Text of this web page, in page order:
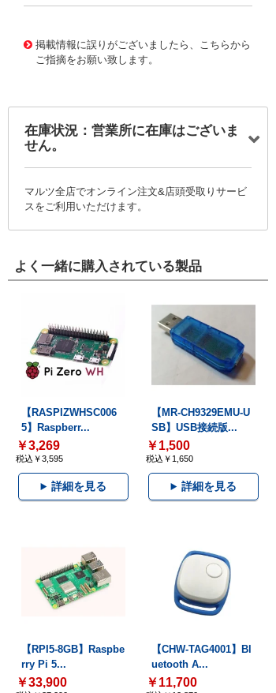
掲載情報に誤りがございましたら、こちらから
ご指摘をお願い致します。
在庫状況：営業所に在庫はございま
せん。
マルツ全店でオンライン注文&店頭受取りサービ
スをご利用いただけます。
よく一緒に購入されている製品
【RASPIZWHSC006
5】Raspberr...
￥3,269
税込￥3,595
詳細を見る
【MR-CH9329EMU-U
SB】USB接続版...
￥1,500
税込￥1,650
詳細を見る
【RPI5-8GB】Raspbe
rry Pi 5...
￥33,900
【CHW-TAG4001】Bl
uetooth A...
￥11,700